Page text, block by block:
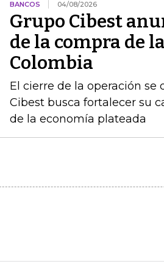
BANCOS 04/08/2026
Grupo Cibest
de la compra de
Colombia
El cierre de la operación se
Cibest busca fortalecer su
de la economía plateada